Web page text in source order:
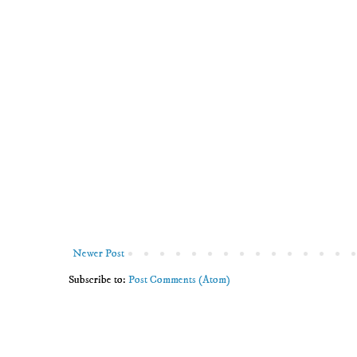
Newer Post
Subscribe to: Post Comments (Atom)